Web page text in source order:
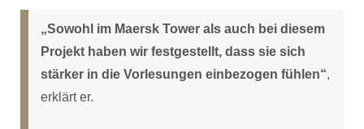
„Sowohl im Maersk Tower als auch bei diesem
Projekt haben wir festgestellt, dass sie sich
stärker in die Vorlesungen einbezogen fühlen“,
erklärt er.